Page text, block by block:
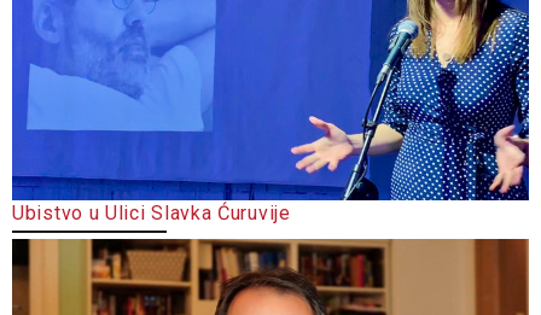
Ubistvo u Ulici Slavka Ćuruvije